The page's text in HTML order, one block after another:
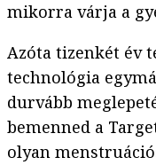
mikorra várja a
Azóta tizenkét év
technológia
durvább
bemenned a
olyan